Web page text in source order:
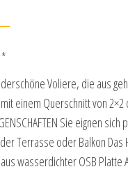
Voliere, die aus
einem Querschnitt von 2×2
Sie eignen sich
Terrasse oder Balkon Das
wasserdichter OSB